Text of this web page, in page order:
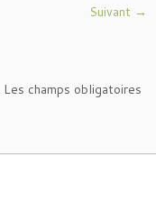
Suivant →
Les champs obligatoires